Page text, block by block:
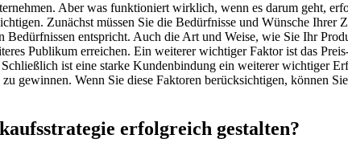
Aber was funktioniert wirklich, wenn es darum geht,
Zunächst müssen Sie die Bedürfnisse und Wünsche
entspricht. Auch die Art und Weise, wie Sie Ihr
Publikum erreichen. Ein weiterer wichtiger Faktor ist das
ist eine starke Kundenbindung ein weiterer wichtiger
gewinnen. Wenn Sie diese Faktoren berücksichtigen, können
erfolgreich gestalten?